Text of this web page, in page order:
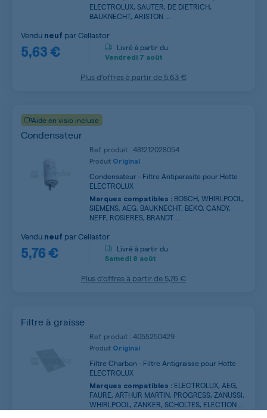
ELECTROLUX, SAUTER, DE DIETRICH,
BAUKNECHT, ARISTON ...
5,63 €
Vendu neuf parCellastor
Livré à partir du
Vendredi 7 août
Plus d’offres à partir de 5,63 €
Aide en visio incluse
Condensateur
Ref. produit : 481212028054
Produit Original
Condensateur - Filtre Antiparasite pour Hotte
ELECTROLUX
Marques compatibles : BOSCH, WHIRLPOOL,
SIEMENS, AEG, BAUKNECHT, BEKO, CANDY,
NEFF, ROSIERES, BRANDT ...
5,76 €
Vendu neuf parCellastor
Livré à partir du
Samedi 8 août
Plus d’offres à partir de 5,76 €
Filtre à graisse
Ref. produit : 4055250429
Produit Original
Filtre Charbon - Filtre Antigraisse pour Hotte
ELECTROLUX
Marques compatibles : ELECTROLUX, AEG,
FAURE, ARTHUR MARTIN, PROGRESS, ZANUSSI,
WHIRLPOOL, ZANKER, SCHOLTES, ELECTION ...